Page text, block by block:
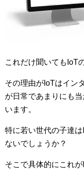
これだけ聞いてもIoT
その理由がIoTはイン
が日常であまりにも
います。
特に若い世代の子達
ないでしょうか？
そこで具体的にこれ